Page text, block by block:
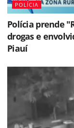
POLÍCIA
Polícia prende
drogas e
Piauí